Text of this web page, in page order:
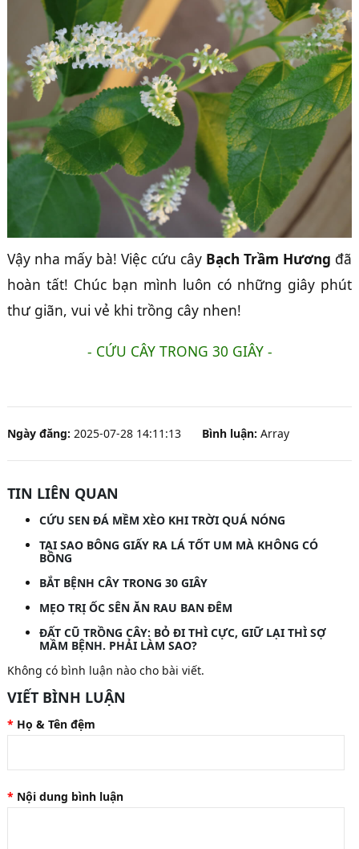
Vậy nha mấy bà! Việc cứu cây Bạch Trầm Hương đã
hoàn tất! Chúc bạn mình luôn có những giây phút
thư giãn, vui vẻ khi trồng cây nhen!
- CỨU CÂY TRONG 30 GIÂY -
Ngày đăng: 2025-07-28 14:11:13 Bình luận: Array
TIN LIÊN QUAN
CỨU SEN ĐÁ MỀM XÈO KHI TRỜI QUÁ NÓNG
TẠI SAO BÔNG GIẤY RA LÁ TỐT UM MÀ KHÔNG CÓ
BÔNG
BẮT BỆNH CÂY TRONG 30 GIÂY
MẸO TRỊ ỐC SÊN ĂN RAU BAN ĐÊM
ĐẤT CŨ TRỒNG CÂY: BỎ ĐI THÌ CỰC, GIỮ LẠI THÌ SỢ
MẦM BỆNH. PHẢI LÀM SAO?
Không có bình luận nào cho bài viết.
VIẾT BÌNH LUẬN
Họ & Tên đệm
Nội dung bình luận